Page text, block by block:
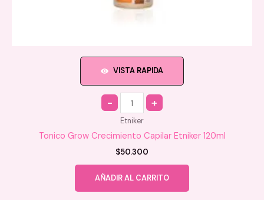
VISTA RAPIDA
Quantity
Etniker
Tonico Grow Crecimiento Capilar Etniker 120ml
$50.300
AÑADIR AL CARRITO